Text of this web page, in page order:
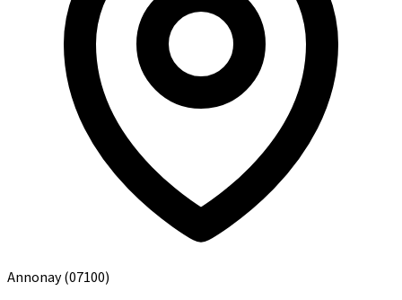
Annonay(07100)